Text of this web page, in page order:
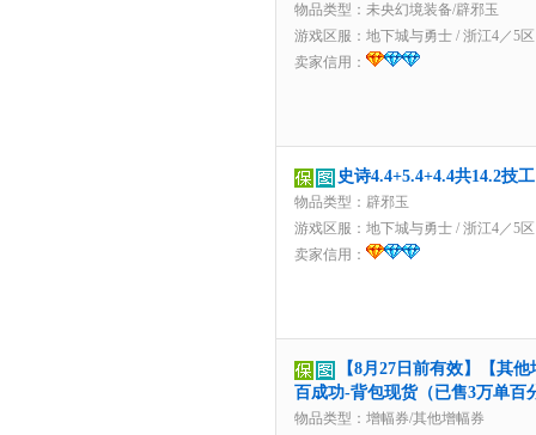
物品类型：未央幻境装备/辟邪玉
游戏区服： 地下城与勇士 / 浙江4／5区
卖家信用：
史诗4.4+5.4+4.4共14.2技
物品类型：辟邪玉
游戏区服： 地下城与勇士 / 浙江4／5区
卖家信用：
【8月27日前有效】【其
百成功-背包现货（已售3万单百
物品类型：增幅券/其他增幅券